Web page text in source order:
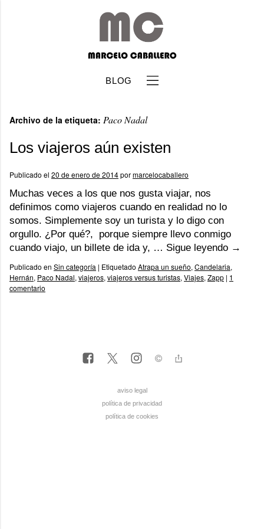
BLOG
Archivo de la etiqueta: Paco Nadal
Los viajeros aún existen
Publicado el 20 de enero de 2014pormarcelocaballero
Muchas veces a los que nos gusta viajar, nos
definimos como viajeros cuando en realidad no lo
somos. Simplemente soy un turista y lo digo con
orgullo. ¿Por qué?, porque siempre llevo conmigo
cuando viajo, un billete de ida y, … Sigue leyendo →
Publicado en Sin categoría | Etiquetado Atrapa un sueño, Candelaria,
Hernán, Paco Nadal, viajeros, viajeros versus turistas, Viajes, Zapp | 1
comentario
aviso legal
política de privacidad
política de cookies